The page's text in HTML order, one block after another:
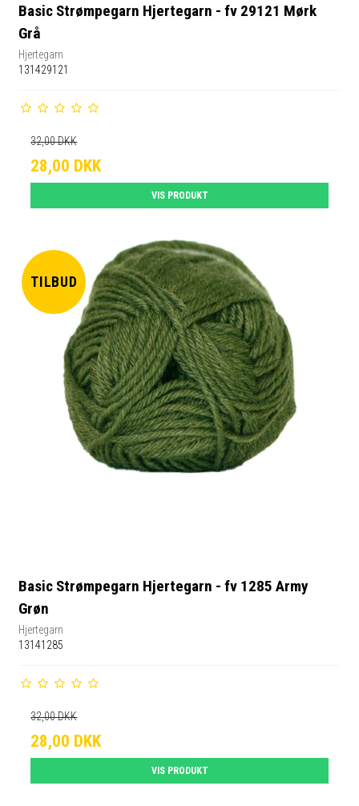
Basic Strømpegarn Hjertegarn - fv 29121 Mørk
Grå
Hjertegarn
131429121
32,00 DKK
28,00 DKK
VIS PRODUKT
TILBUD
Basic Strømpegarn Hjertegarn - fv 1285 Army
Grøn
Hjertegarn
13141285
32,00 DKK
28,00 DKK
VIS PRODUKT